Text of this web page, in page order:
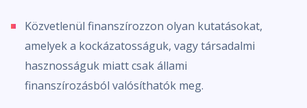
Közvetlenül finanszírozzon olyan kutatásokat,
amelyek a kockázatosságuk, vagy társadalmi
hasznosságuk miatt csak állami
finanszírozásból valósíthatók meg.